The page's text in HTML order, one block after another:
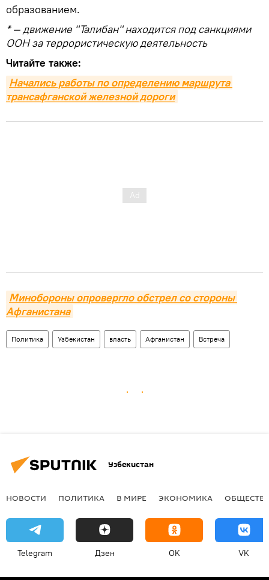
образованием.
* — движение "Талибан" находится под санкциями
ООН за террористическую деятельность
Читайте также:
Начались работы по определению маршрута
трансафганской железной дороги
Минобороны опровергло обстрел со стороны
Афганистана
Политика Узбекистан власть Афганистан Встреча
Узбекистан
НОВОСТИ ПОЛИТИКА В МИРЕ ЭКОНОМИКА
Telegram Дзен OK VK